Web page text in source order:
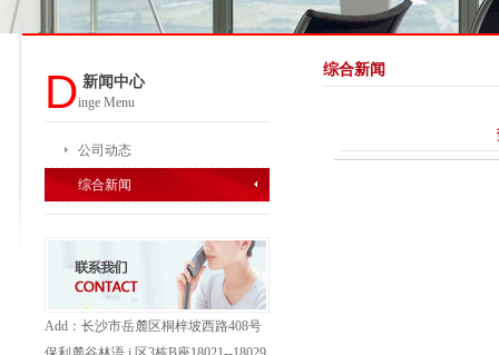
D 新闻中心
inge Menu
公司动态
综合新闻
Add：长沙市岳麓区桐梓坡西路408号
综合新闻